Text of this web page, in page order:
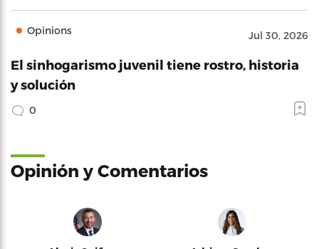
Opinions Jul 30, 2026
El sinhogarismo juvenil tiene rostro, historia
y solución
0
Opinión y Comentarios